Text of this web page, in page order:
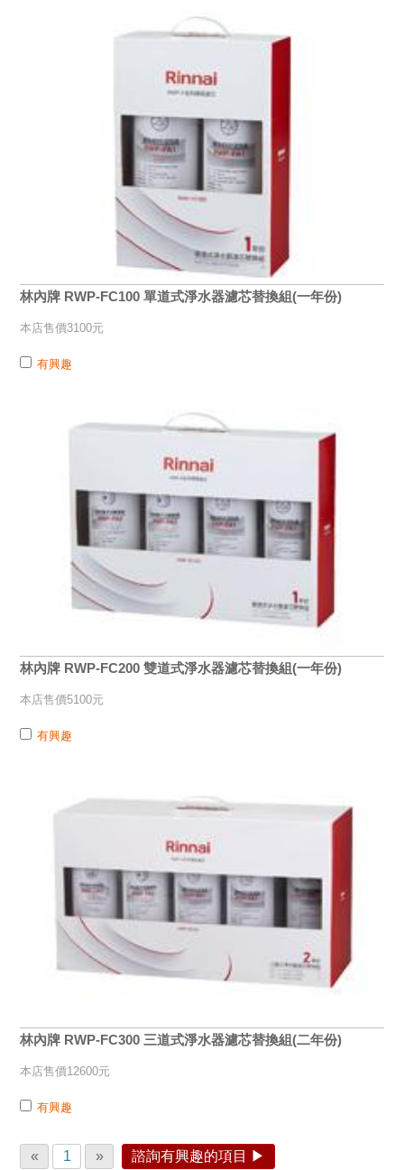
林內牌 RWP-FC100 單道式淨水器濾芯替換組(一年份)
本店售價3100元
有興趣
林內牌 RWP-FC200 雙道式淨水器濾芯替換組(一年份)
本店售價5100元
有興趣
林內牌 RWP-FC300 三道式淨水器濾芯替換組(二年份)
本店售價12600元
有興趣
« 1 » 諮詢有興趣的項目 ▶